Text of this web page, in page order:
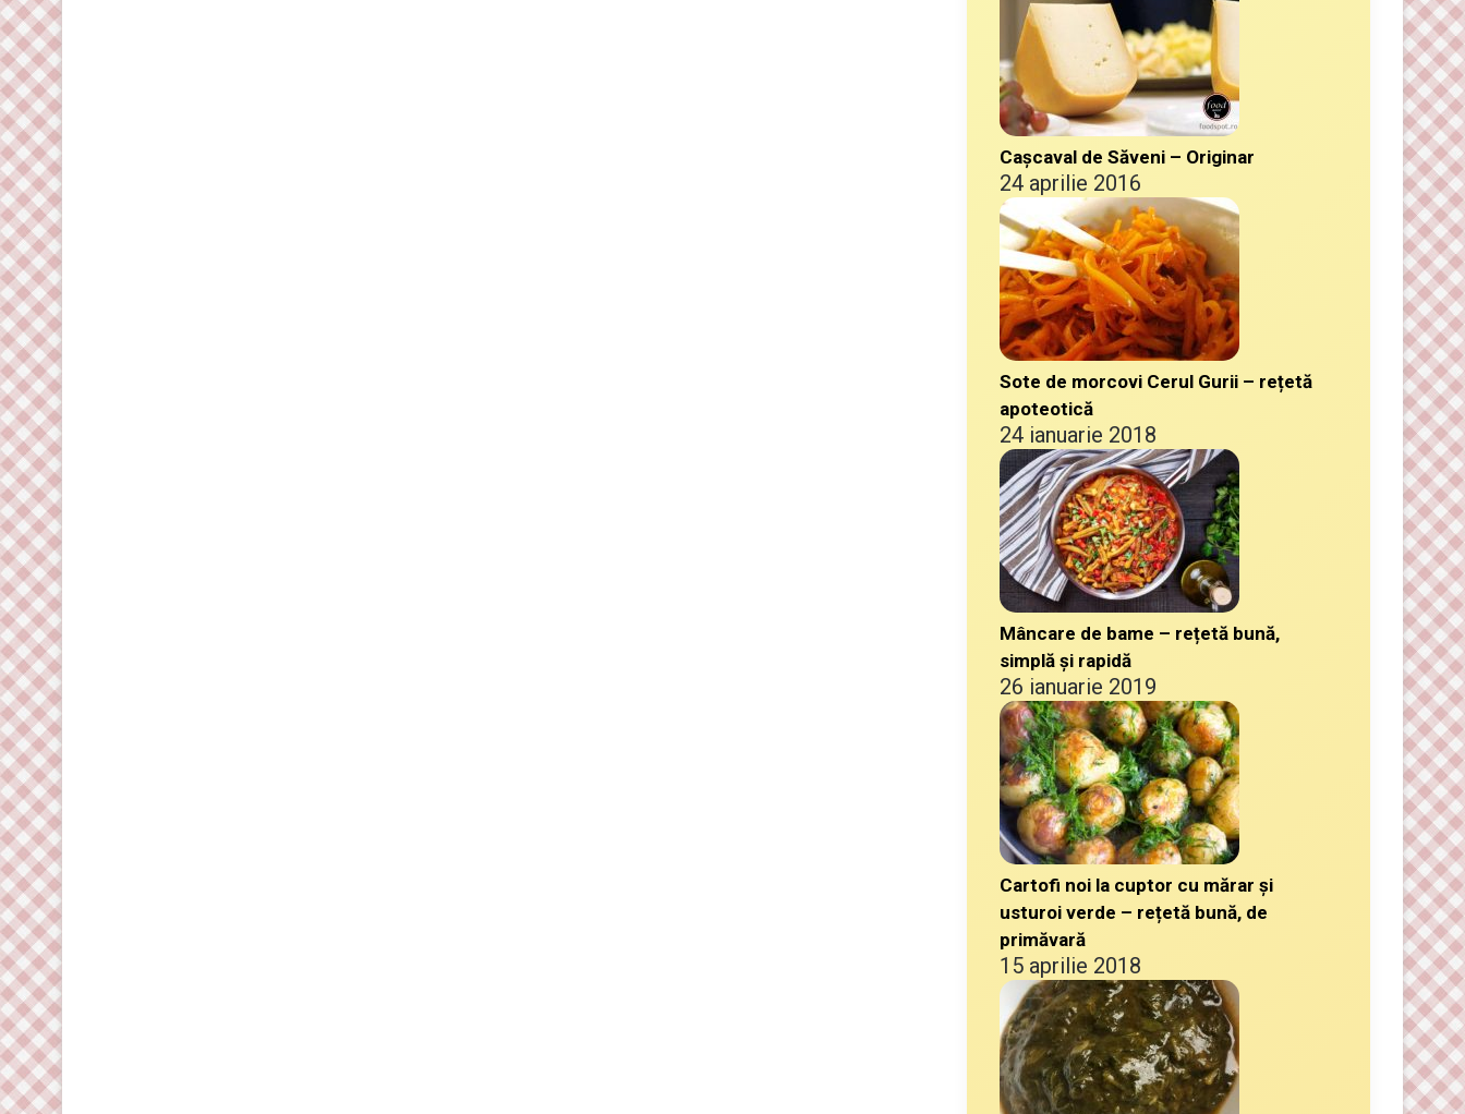
Cașcaval de Săveni – Originar
24 aprilie 2016
Sote de morcovi Cerul Gurii – rețetă
apoteotică
24 ianuarie 2018
Mâncare de bame – rețetă bună,
simplă și rapidă
26 ianuarie 2019
Cartofi noi la cuptor cu mărar și
usturoi verde – rețetă bună, de
primăvară
15 aprilie 2018